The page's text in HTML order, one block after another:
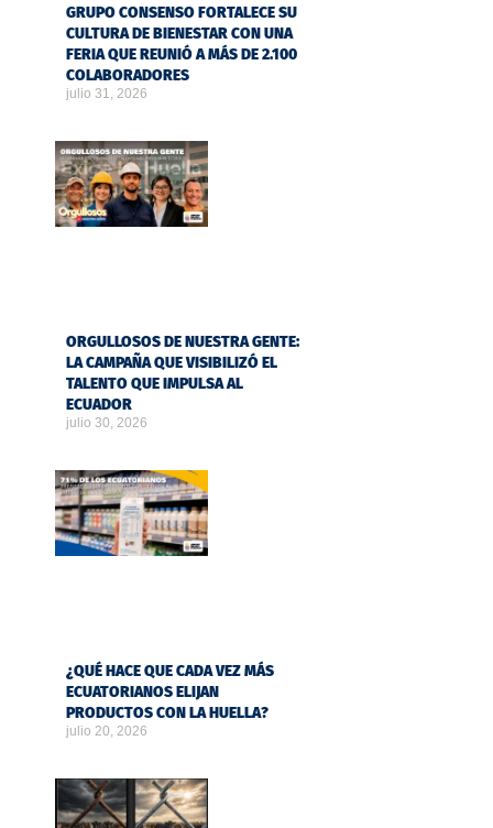
GRUPO CONSENSO FORTALECE SU
CULTURA DE BIENESTAR CON UNA
FERIA QUE REUNIÓ A MÁS DE 2.100
COLABORADORES
julio 31, 2026
ORGULLOSOS DE NUESTRA GENTE:
LA CAMPAÑA QUE VISIBILIZÓ EL
TALENTO QUE IMPULSA AL
ECUADOR
julio 30, 2026
¿QUÉ HACE QUE CADA VEZ MÁS
ECUATORIANOS ELIJAN
PRODUCTOS CON LA HUELLA?
julio 20, 2026